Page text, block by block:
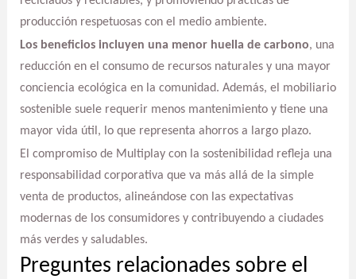
producción respetuosas con el medio ambiente.
Los beneficios incluyen una menor huella de carbono, una
reducción en el consumo de recursos naturales y una mayor
conciencia ecológica en la comunidad. Además, el mobiliario
sostenible suele requerir menos mantenimiento y tiene una
mayor vida útil, lo que representa ahorros a largo plazo.
El compromiso de Multiplay con la sostenibilidad refleja una
responsabilidad corporativa que va más allá de la simple
venta de productos, alineándose con las expectativas
modernas de los consumidores y contribuyendo a ciudades
más verdes y saludables.
Preguntes relacionades sobre el